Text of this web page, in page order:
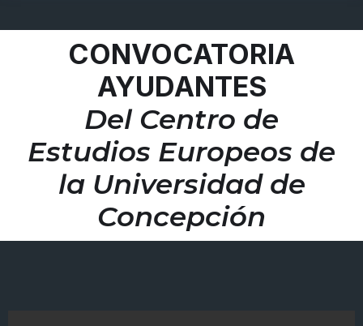
CONVOCATORIA
AYUDANTES
Del Centro de
Estudios Europeos de
la Universidad de
Concepción